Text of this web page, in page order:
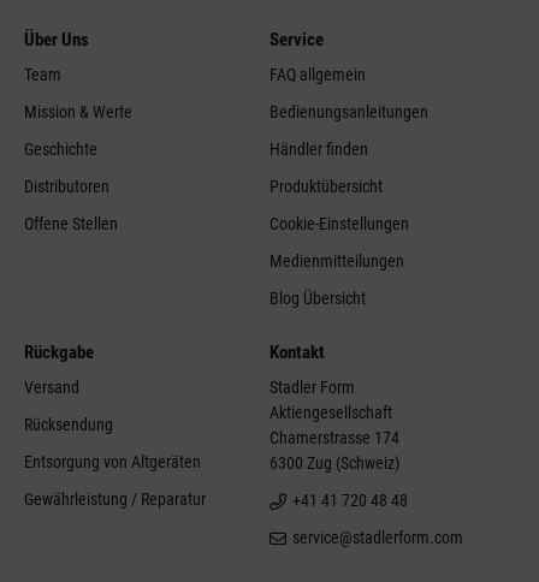
Über Uns
Team
Mission & Werte
Geschichte
Distributoren
Offene Stellen
Service
FAQ allgemein
Bedienungsanleitungen
Händler finden
Produktübersicht
Cookie-Einstellungen
Medienmitteilungen
Blog Übersicht
Rückgabe
Versand
Rücksendung
Entsorgung von Altgeräten
Gewährleistung / Reparatur
Kontakt
Stadler Form
Aktiengesellschaft
Chamerstrasse 174
6300 Zug (Schweiz)
+41 41 720 48 48
service@stadlerform.com